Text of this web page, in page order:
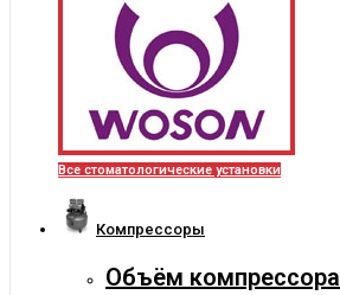
Все стоматологические установки
Компрессоры
Объём компрессора